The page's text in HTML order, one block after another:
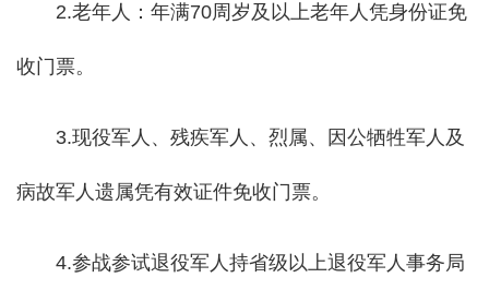
2.老年人：年满70周岁及以上老年人凭身份证免
收门票。
3.现役军人、残疾军人、烈属、因公牺牲军人及
病故军人遗属凭有效证件免收门票。
4.参战参试退役军人持省级以上退役军人事务局